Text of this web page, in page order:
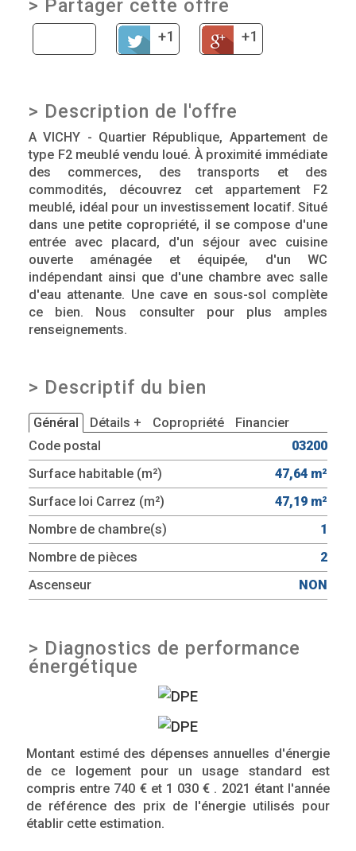
> Partager cette offre
+1 +1
> Description de l'offre
A VICHY - Quartier République, Appartement de
type F2 meublé vendu loué. À proximité immédiate
des commerces, des transports et des
commodités, découvrez cet appartement F2
meublé, idéal pour un investissement locatif. Situé
dans une petite copropriété, il se compose d'une
entrée avec placard, d'un séjour avec cuisine
ouverte aménagée et équipée, d'un WC
indépendant ainsi que d'une chambre avec salle
d'eau attenante. Une cave en sous-sol complète
ce bien. Nous consulter pour plus amples
renseignements.
> Descriptif du bien
Général Détails + Copropriété
Financier
Code postal
03200
Surface habitable (m²)
47,64 m²
Surface loi Carrez (m²)
47,19 m²
Nombre de chambre(s)
1
Nombre de pièces
2
Ascenseur
NON
> Diagnostics de performance
énergétique
Montant estimé des dépenses annuelles d'énergie
de ce logement pour un usage standard est
compris entre 740 € et 1 030 € . 2021 étant l'année
de référence des prix de l'énergie utilisés pour
établir cette estimation.